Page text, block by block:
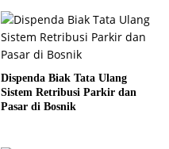
Dispenda Biak Tata Ulang
Sistem Retribusi Parkir dan
Pasar di Bosnik